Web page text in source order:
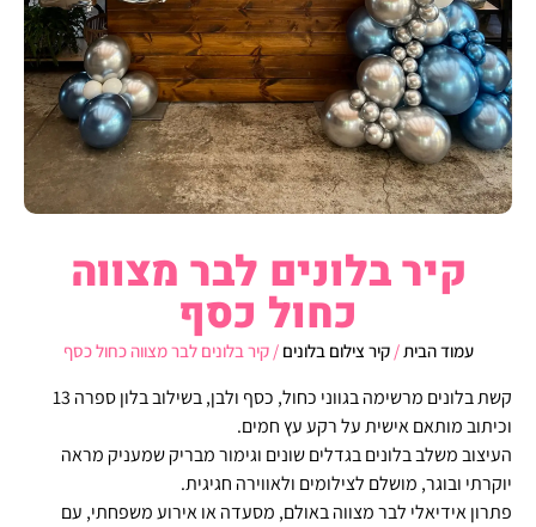
קיר בלונים לבר מצווה
כחול כסף
עמוד הבית/קיר צילום בלונים / קיר בלונים לבר מצווה כחול כסף
קשת בלונים מרשימה בגווני כחול, כסף ולבן, בשילוב בלון ספרה 13
וכיתוב מותאם אישית על רקע עץ חמים.
העיצוב משלב בלונים בגדלים שונים וגימור מבריק שמעניק מראה
יוקרתי ובוגר, מושלם לצילומים ולאווירה חגיגית.
פתרון אידיאלי לבר מצווה באולם, מסעדה או אירוע משפחתי, עם